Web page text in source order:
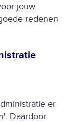
jouw
redenen
er
Daardoor